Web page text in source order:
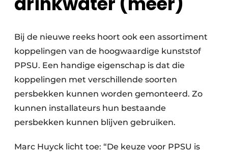
Bij de nieuwe reeks hoort ook een assortiment
koppelingen van de hoogwaardige kunststof
PPSU. Een handige eigenschap is dat die
koppelingen met verschillende soorten
persbekken kunnen worden gemonteerd. Zo
kunnen installateurs hun bestaande
persbekken kunnen blijven gebruiken.
Marc Huyck licht toe: “De keuze voor PPSU is